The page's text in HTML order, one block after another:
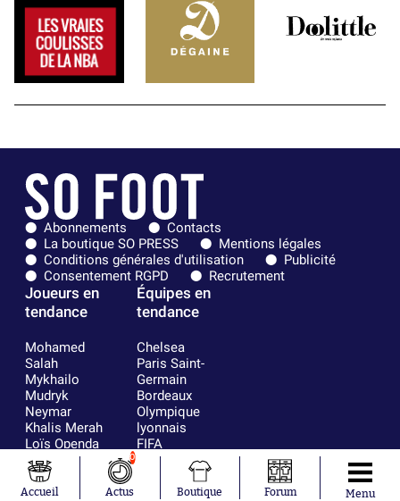
Abonnements
Contacts
La boutique SO PRESS
Mentions légales
Conditions générales d'utilisation
Publicité
Consentement RGPD
Recrutement
Joueurs en
tendance
Mohamed
Salah
Mykhailo
Mudryk
Neymar
Khalis Merah
Loïs Openda
Moussa
Niakhaté
Nicolás
Équipes en
tendance
Chelsea
Paris Saint-
Germain
Bordeaux
Olympique
lyonnais
FIFA
Real Madrid
RC Strasbourg
AC Milan
Accueil
0
Actus Boutique Forum Menu